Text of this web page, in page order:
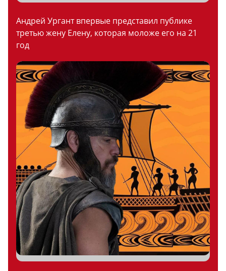
Андрей Ургант впервые представил публике
третью жену Елену, которая моложе его на 21
год